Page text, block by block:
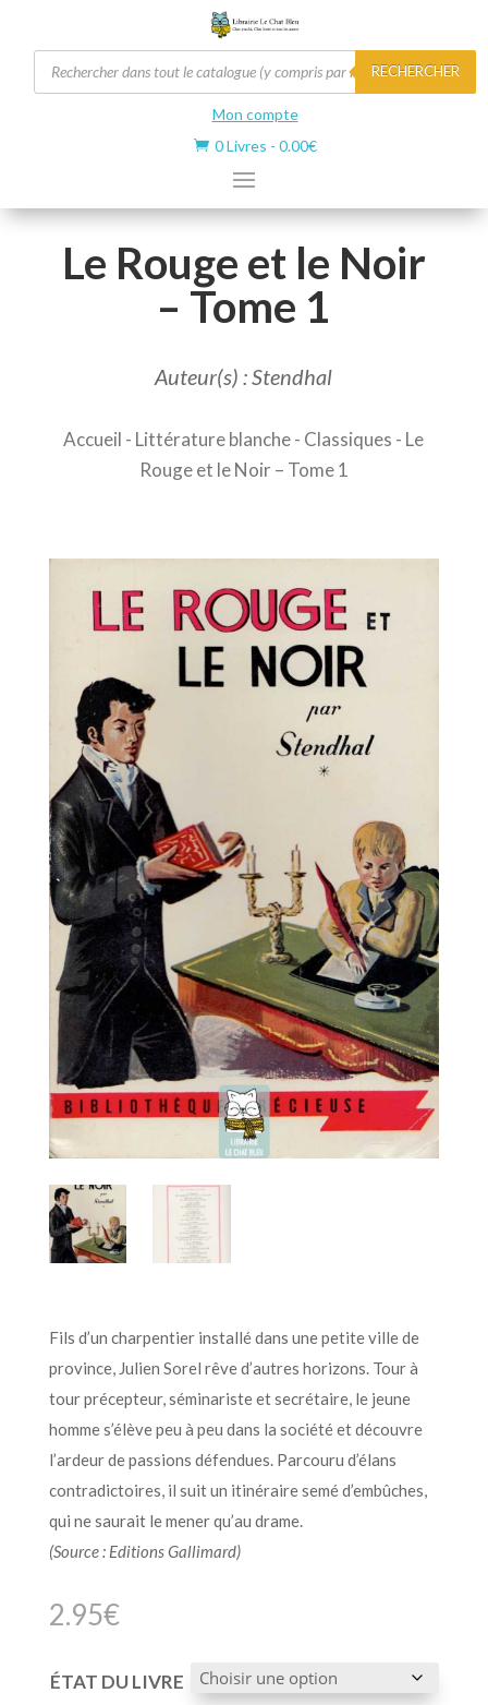
Recherche
de
produits
RECHERCHER
Mon compte
 0 Livres - 0.00€
Le Rouge et le Noir
– Tome 1
Auteur(s) : Stendhal
Accueil - Littérature blanche- Classiques - Le
Rouge et le Noir – Tome 1
Fils d’un charpentier installé dans une petite ville de
province, Julien Sorel rêve d’autres horizons. Tour à
tour précepteur, séminariste et secrétaire, le jeune
homme s’élève peu à peu dans la société et découvre
l’ardeur de passions défendues. Parcouru d’élans
contradictoires, il suit un itinéraire semé d’embûches,
qui ne saurait le mener qu’au drame.
(Source : Editions Gallimard)
2.95€
ÉTAT DU LIVRE